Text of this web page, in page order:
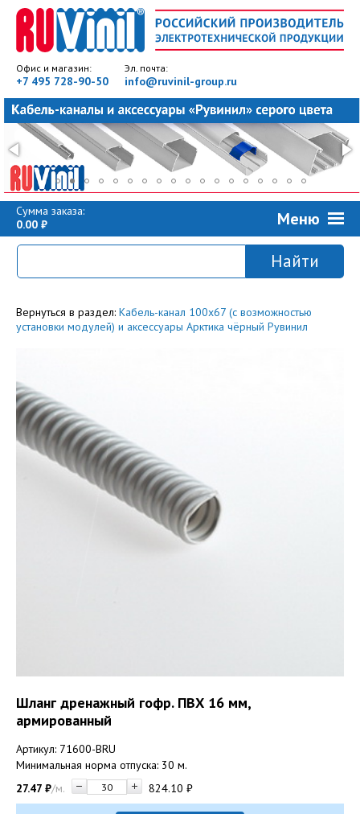
Офис и магазин:
+7 495 728-90-50
Эл. почта:
info@ruvinil-group.ru
Сумма заказа:
0.00
Меню
Вернуться в раздел: Кабель-канал 100x67 (с возможностью
установки модулей) и аксессуары Арктика чёрный Рувинил
Шланг дренажный гофр. ПВХ 16 мм,
армированный
Артикул: 71600-BRU
Минимальная норма отпуска: 30 м.
27.47 ₽/м. 824.10 ₽